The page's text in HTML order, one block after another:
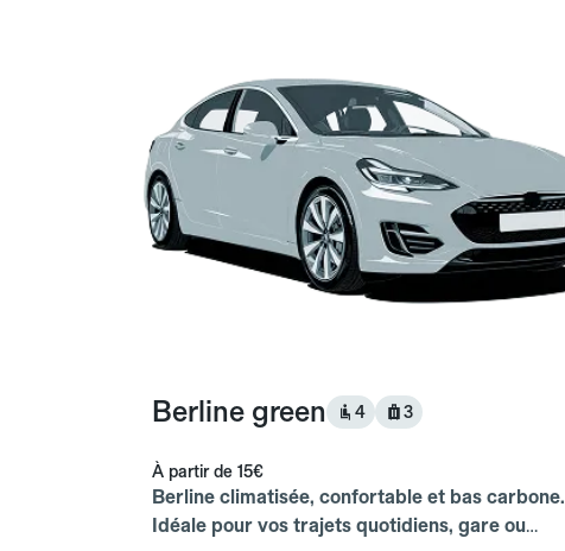
Berline green 4 3
À partir de 15€
Berline climatisée, confortable et bas carbone.
Idéale pour vos trajets quotidiens, gare ou